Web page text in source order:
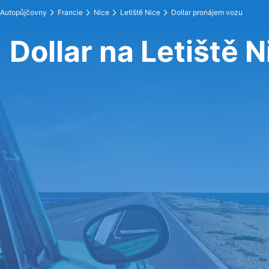
Autopůjčovny Francie Nice Letiště Nice Dollar pronájem vozu
Dollar na Letiště